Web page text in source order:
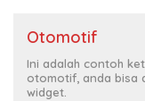
Otomotif
Ini adalah contoh
otomotif, anda bisa
widget.